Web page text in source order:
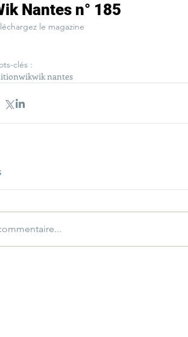
Nantes n° 185
le magazine
clés :
wikwik nantes